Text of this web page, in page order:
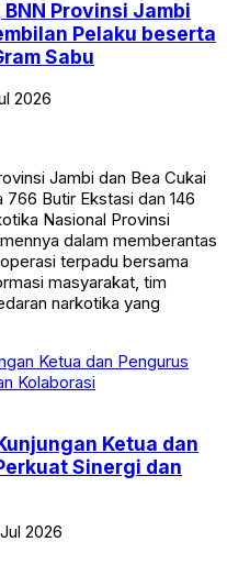
Pelaku beserta
Sabu
Butir Ekstasi dan 146
Nasional Provinsi
dalam memberantas
terpadu bersama
masyarakat, tim
narkotika yang
Sinergi dan